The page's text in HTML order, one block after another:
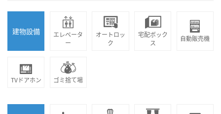
建物設備
エレベータ
ー
オートロッ
ク
宅配ボック
ス
自動販売機
TVドアホン ゴミ捨て場